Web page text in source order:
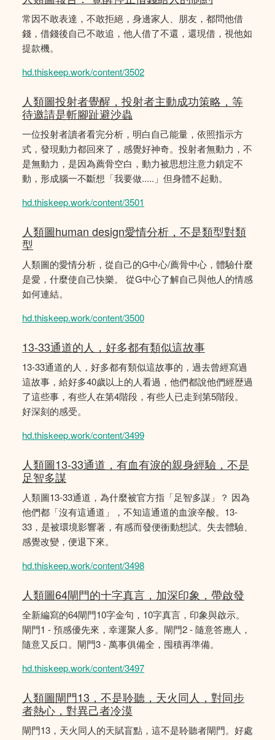
常因不敢表達，不敢拒絕，身邊家人、朋友，都問他借
錢，借錢後自己不敢追，他人借了不還，還現借，視他如
提款機。
hd.thiskeep.work/content/3502
人類圖投射者覺醒，投射者主動成功策略，等
待邀請是斬腳趾避沙蟲
一位投射者讀者看完分析，明白自己能量，依照指示方
式，發現動力都回來了，感覺好神奇。投射者無動力，不
是無動力，是因為薦骨空白，動力被思想注意力鎖定不
動，形成腦一不斷想「我要做.....」但身體不起動。
hd.thiskeep.work/content/3501
人類圖human design愛情分析，不是類型對類
型
人類圖的愛情分析，從自己的G中心/薦骨中心，體驗什麼
是愛，什麼使自己快樂。 從G中心了解自己與他人的情感
如何連結。
hd.thiskeep.work/content/3500
13-33通道的人，好多都有類似這故事
13-33通道的人，好多都有類似這故事的，過去曾經寫過
這故事，給好多40歲以上的人看過，他們都說他們經歴過
了這些事，有些人在第4階段，有些人已走到第5階段。
好深刻的感受。
hd.thiskeep.work/content/3499
人類圖13-33通道，有血有淚的親身經驗，不是
足智多謀
人類圖13-33通道，為什麼被官方指「足智多謀」？ 因為
他們都「沒有這通道」，不知這通道的血淚辛酸。13-
33，是被環境影響著，有感而發便衝動想試。失去體驗、
感覺改變，便退下來。
hd.thiskeep.work/content/3498
人類圖64閘門的十字真言，加深印象，帶啟發
全新編寫的64閘門10字金句，10字真言，印象與啟示。
閘門1 - 預感優先來，幸運聚人多。閘門2 - 隨意答應人，
隨意又反口。閘門3 - 萬事俱備全，囤積再準備。
hd.thiskeep.work/content/3497
人類圖閘門13，不是聆聽，天火同人，對同步
者熱心，對異己者冷漠
閘門13，天火同人的天賦盲點，這不是聆聽者閘門。好處